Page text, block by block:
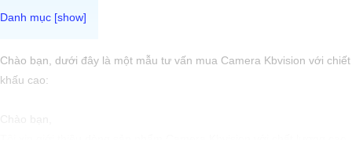
Chào bạn, dưới đây là một mẫu tư vấn mua Camera Kbvision với chiết
khấu cao: